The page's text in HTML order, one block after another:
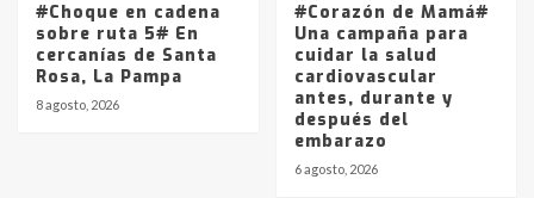
#Choque en cadena
sobre ruta 5# En
cercanías de Santa
Rosa, La Pampa
8 agosto, 2026
#Corazón de Mamá#
Una campaña para
cuidar la salud
cardiovascular
antes, durante y
después del
embarazo
6 agosto, 2026